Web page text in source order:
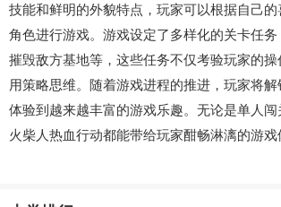
技能和鲜明的外貌特点，玩家可以根据自己
角色进行游戏。游戏设定了多样化的关卡任务
摧毁敌方基地等，这些任务不仅考验玩家的
用策略思维。随着游戏进程的推进，玩家将解
体验到越来越丰富的游戏乐趣。无论是单人闯
火柴人热血行动都能带给玩家酣畅淋漓的游戏